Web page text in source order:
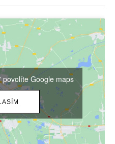
Google maps